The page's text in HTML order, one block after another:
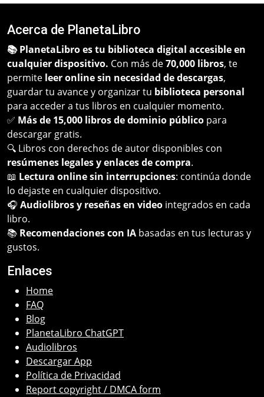
Acerca de PlanetaLibro
📚 PlanetaLibro es tu biblioteca digital accesible en
cualquier dispositivo. Con más de70,000 libros, te
permite leer online sin necesidad de descargas,
guardar tu avance y organizar tu biblioteca personal
para acceder a tus libros en cualquier momento.
✅ Más de 15,000 libros de dominio público para
descargar gratis.
🔍 Libros con derechos de autor disponibles con
resúmenes legales y enlaces de compra.
📖 Lectura online sin interrupciones: continúa donde
lo dejaste en cualquier dispositivo.
🎧 Audiolibros y reseñas en video integrados en cada
libro.
📚 Recomendaciones con IA basadas en tus lecturas y
gustos.
Enlaces
Home
FAQ
Blog
PlanetaLibro ChatGPT
Audiolibros
Descargar App
Política de Privacidad
Report copyright / DMCA form